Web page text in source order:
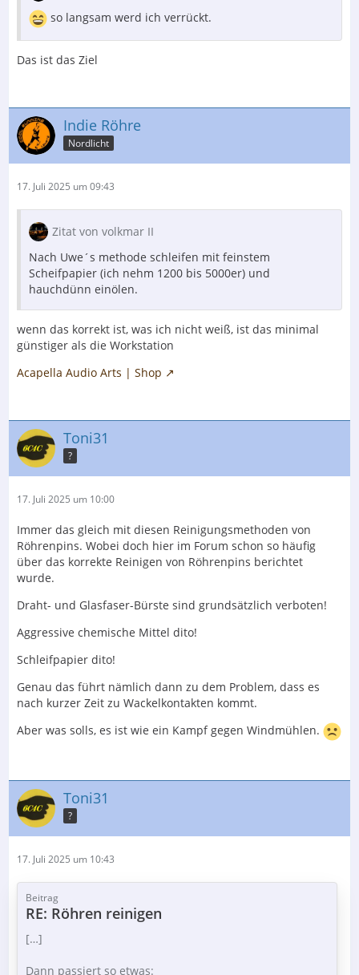
so langsam werd ich verrückt.
Das ist das Ziel
Indie Röhre
Nordlicht
17. Juli 2025 um 09:43
Zitat von volkmar II
Nach Uwe´s methode schleifen mit feinstem
Scheifpapier (ich nehm 1200 bis 5000er) und
hauchdünn einölen.
wenn das korrekt ist, was ich nicht weiß, ist das minimal
günstiger als die Workstation
Acapella Audio Arts | Shop
Toni31
?
17. Juli 2025 um 10:00
Immer das gleich mit diesen Reinigungsmethoden von
Röhrenpins. Wobei doch hier im Forum schon so häufig
über das korrekte Reinigen von Röhrenpins berichtet
wurde.
Draht- und Glasfaser-Bürste sind grundsätzlich verboten!
Aggressive chemische Mittel dito!
Schleifpapier dito!
Genau das führt nämlich dann zu dem Problem, dass es
nach kurzer Zeit zu Wackelkontakten kommt.
Aber was solls, es ist wie ein Kampf gegen Windmühlen.
Toni31
?
17. Juli 2025 um 10:43
Beitrag
RE: Röhren reinigen
[…]
Dann passiert so etwas: